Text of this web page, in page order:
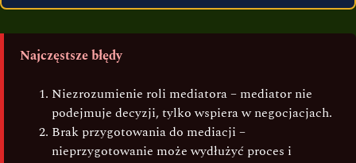
Najczęstsze błędy
Niezrozumienie roli mediatora – mediator nie
podejmuje decyzji, tylko wspiera w negocjacjach.
Brak przygotowania do mediacji –
nieprzygotowanie może wydłużyć proces i